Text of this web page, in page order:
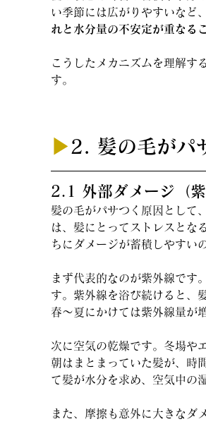
い季節には広がりやすいなど
れと水分量の不安定が重なる
こうしたメカニズムを理解す
す。
▶︎ 2. 髪の毛がパ
2.1 外部ダメージ（紫
髪の毛がパサつく原因として、
は、髪にとってストレスとな
ちにダメージが蓄積しやすい
まず代表的なのが紫外線です
す。紫外線を浴び続けると、
春〜夏にかけては紫外線量が
次に空気の乾燥です。冬場や
朝はまとまっていた髪が、時
て髪が水分を求め、空気中の
また、摩擦も意外に大きなダ